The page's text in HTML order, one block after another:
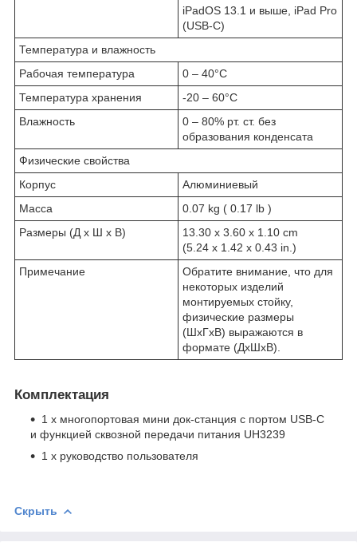
iPadOS 13.1 и выше, iPad Pro
(USB-C)
Температура и влажность
Рабочая температура
0 – 40°C
Температура хранения
-20 – 60°C
Влажность
0 – 80% рт. ст. без
образования конденсата
Физические свойства
Корпус
Алюминиевый
Масса
0.07 kg ( 0.17 lb )
Размеры (Д х Ш х В)
13.30 x 3.60 x 1.10 cm
(5.24 x 1.42 x 0.43 in.)
Примечание
Обратите внимание, что для
некоторых изделий
монтируемых стойку,
физические размеры
(ШxГxВ) выражаются в
формате (ДxШxВ).
Комплектация
1 x многопортовая мини док-станция с портом USB-C
и функцией сквозной передачи питания UH3239
1 x руководство пользователя
Скрыть